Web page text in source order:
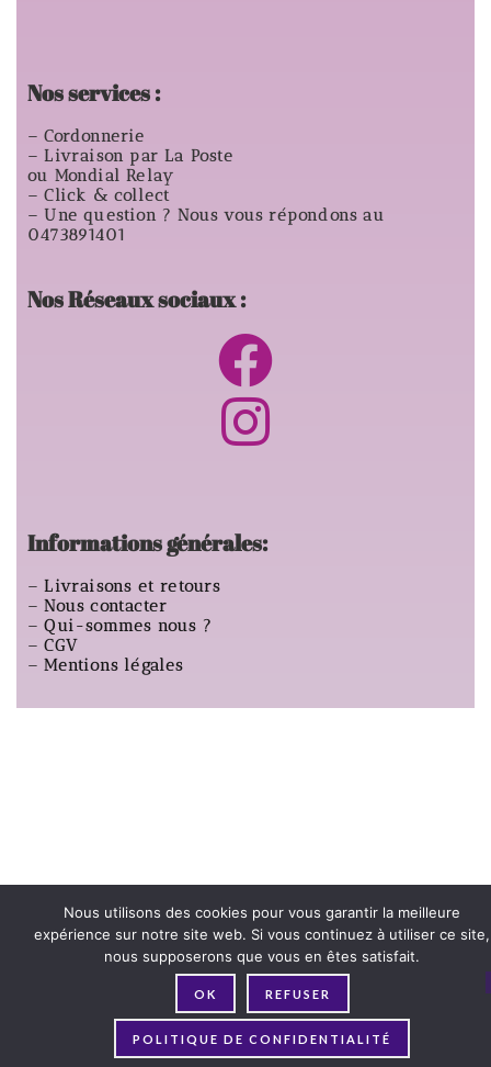
Nos services :
– Cordonnerie
– Livraison par La Poste
ou Mondial Relay
– Click & collect
– Une question ? Nous vous répondons au
0473891401
Nos Réseaux sociaux :
Informations générales:
–Livraisons et retours
–Nous contacter
–Qui-sommes nous ?
–CGV
–Mentions légales
Nous utilisons des cookies pour vous garantir la meilleure
expérience sur notre site web. Si vous continuez à utiliser ce site,
nous supposerons que vous en êtes satisfait.
OK REFUSER
POLITIQUE DE CONFIDENTIALITÉ